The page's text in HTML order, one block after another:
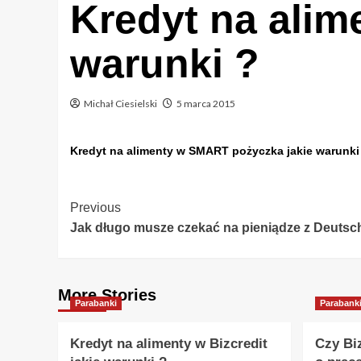
Kredyt na
warunki ?
Michał Ciesielski 5 marca 2015
Kredyt na alimenty w SMART pożyczka jakie warunki
Post
Navigation
Previous
Jak długo musze czekać na pieniądze z
More Stories
Parabanki
Kredyt na alimenty w Bizcredit
Parabanki
Czy